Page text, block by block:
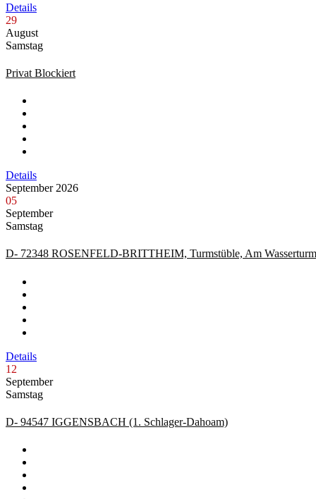
Details
29
August
Samstag
Privat Blockiert
Details
September 2026
05
September
Samstag
D- 72348 ROSENFELD-BRITTHEIM, Turmstüble, Am Wasserturm
Details
12
September
Samstag
D- 94547 IGGENSBACH (1. Schlager-Dahoam)